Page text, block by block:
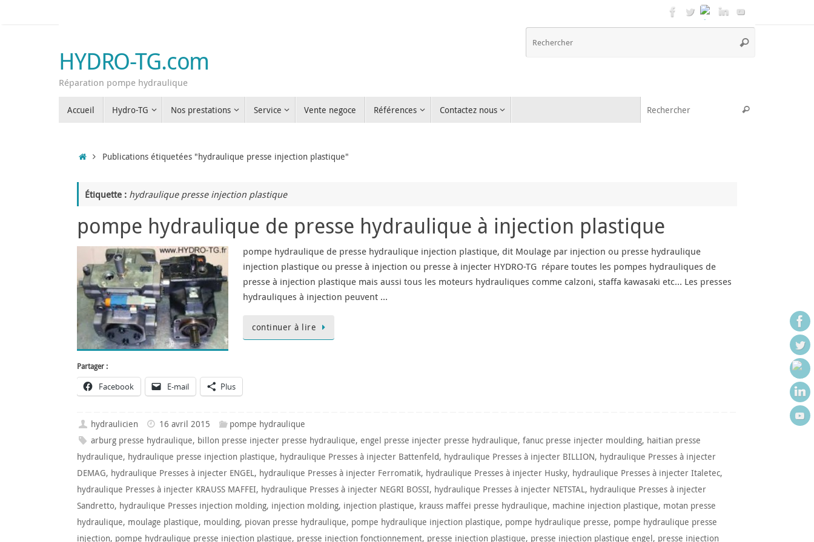
HYDRO-TG.com
Réparation pompe hydraulique
Rechercher
Accueil Hydro-TG Nos prestations Service Vente negoce Références Contactez nous Rechercher
AccueilPublications étiquetées "hydraulique presse injection plastique"
Étiquette : hydraulique presse injection plastique
pompe hydraulique de presse hydraulique à injection plastique
pompe hydraulique de presse hydraulique injection plastique, dit Moulage par injection ou presse hydraulique
injection plastique ou presse à injection ou presse à injecter HYDRO-TG répare toutes les pompes hydrauliques de
presse à injection plastique mais aussi tous les moteurs hydrauliques comme calzoni, staffa kawasaki etc… Les presses
hydrauliques à injection peuvent …
continuer à lire
Partager :
Facebook E-mail Plus
hydraulicien 16 avril 2015
pompe hydraulique
arburg presse hydraulique, billon presse injecter presse hydraulique,engel presse injecter presse hydraulique,fanuc presse injecter moulding, haitian presse
hydraulique, hydraulique presse injection plastique, hydraulique Presses à injecter Battenfeld, hydraulique Presses à injecter BILLION, hydraulique Presses à injecter
DEMAG, hydraulique Presses à injecter ENGEL, hydraulique Presses à injecter Ferromatik, hydraulique Presses à injecter Husky, hydraulique Presses à injecter Italetec,
hydraulique Presses à injecter KRAUSS MAFFEI, hydraulique Presses à injecter NEGRI BOSSI, hydraulique Presses à injecter NETSTAL, hydraulique Presses à injecter
Sandretto, hydraulique Presses injection molding, injection molding, injection plastique, krauss maffei presse hydraulique, machine injection plastique, motan presse
hydraulique, moulage plastique, moulding, piovan presse hydraulique, pompe hydraulique injection plastique, pompe hydraulique presse, pompe hydraulique presse
injection, pompe hydraulique presse injection plastique, presse injection fonctionnement, presse injection plastique, presse injection plastique engel, presse injection